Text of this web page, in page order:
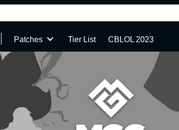
Patches Tier List CBLOL 2023